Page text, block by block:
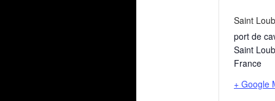
Saint
port de
Saint
France
+ Google